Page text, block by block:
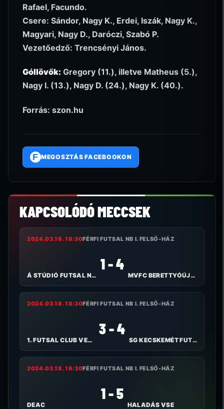
Rafael, Facundo.
Csere: Sándor, Nagy K., Erdei, Iszák, Nagy K.,
Magyari, Nagy D., Daróczi, Szabó P.
Vezetőedző: Trencsényi János.
Góllövők: Gregory (11.), illetve Matheus (5.),
Nagy I. (13.), Nagy D. (24.), Nagy K. (40.).
Forrás: szon.hu
F MEGOSZTÁS FACEBOOKON
KAPCSOLÓDÓ MECCSEK
2024.03.18. 18:30FÉRFI FUTSAL NB I. FELSŐ-HÁZ
Á STÚDIÓ FUTSAL NYÍREGYHÁZA
1 - 4
MVFC BERETTYÓÚJFALU
2024.03.18. 18:30FÉRFI FUTSAL NB I. FELSŐ-HÁZ
1. FUTSAL CLUB VESZPRÉM
3 - 4
SG KECSKEMÉT FUTSAL
2024.03.18. 18:30FÉRFI FUTSAL NB I. FELSŐ-HÁZ
DEAC
1 - 5
HALADÁS VSE